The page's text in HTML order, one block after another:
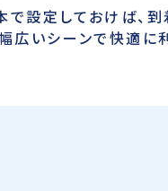
設定しておけば、到
広いシーンで快適に